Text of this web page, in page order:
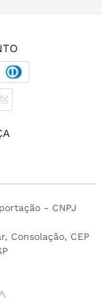
- CNPJ
Consolação, CEP